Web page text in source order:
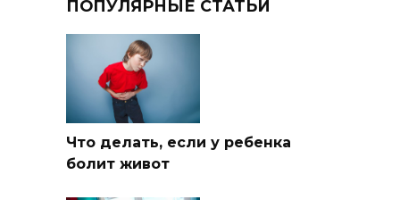
ПОПУЛЯРНЫЕ СТАТЬИ
Что делать, если у ребенка
болит живот